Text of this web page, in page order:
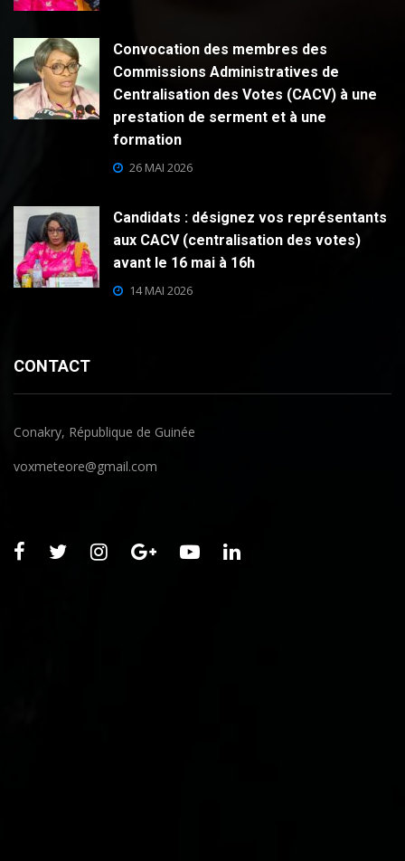
Convocation des membres des
Commissions Administratives de
Centralisation des Votes (CACV) à une
prestation de serment et à une
formation
26 MAI 2026
Candidats : désignez vos représentants
aux CACV (centralisation des votes)
avant le 16 mai à 16h
14 MAI 2026
CONTACT
Conakry, République de Guinée
voxmeteore@gmail.com